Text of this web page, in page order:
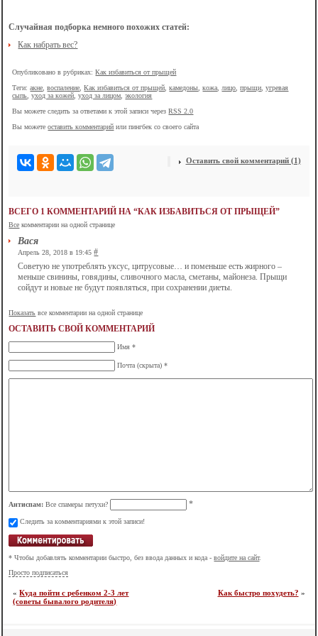
Случайная подборка немного похожих статей:
Как набрать вес?
Опубликовано в рубриках:Как избавиться от прыщей
Теги:акне ,воспаление ,Как избавиться от прыщей ,камедоны ,кожа лицо ,прыщи ,угревая
сыпь ,уход за кожей ,уход за лицом ,экология
Вы можете следить за ответами к этой записи черезRSS 2.0
Вы можетеоставить комментарий или пингбек со своего сайта
Оставить свой комментарий (1)
ВСЕГО 1 КОММЕНТАРИЙ НА “КАК ИЗБАВИТЬСЯ ОТ ПРЫЩЕЙ”
Все комментарии на одной странице
Вася
Апрель 28, 2018 в 19:45 #
Советую не употреблять уксус, цитрусовые… и поменьше есть жирного –
меньше свинины, говядины, сливочного масла, сметаны, майонеза. Прыщи
сойдут и новые не будут появляться, при сохранении диеты.
Показать все комментарии на одной странице
ОСТАВИТЬ СВОЙ КОММЕНТАРИЙ
Имя *
Почта (скрыта) *
Антиспам: Все спамеры петухи? *
Следить за комментариями к этой записи!
* Чтобы добавлять комментарии быстро, без ввода данных и кода -войдите на сайт.
Просто подписаться
«Куда пойти с ребенком 2-3 лет
(советы бывалого родителя)
Как быстро похудеть? »